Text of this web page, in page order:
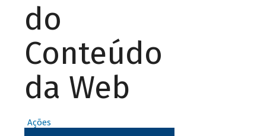
do
Conteúdo
da Web
Ações